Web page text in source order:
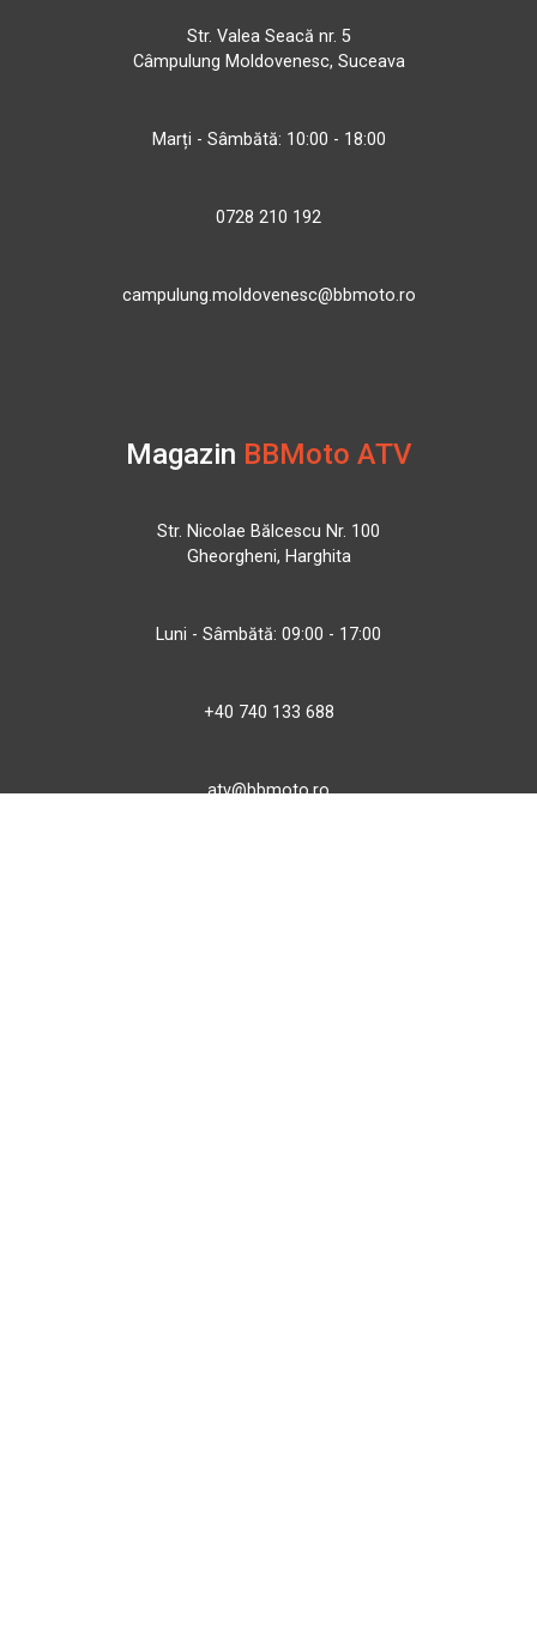
Str. Valea Seacă nr. 5
Câmpulung Moldovenesc, Suceava
Marți - Sâmbătă: 10:00 - 18:00
0728 210 192
campulung.moldovenesc@bbmoto.ro
Magazin BBMoto ATV
Str. Nicolae Bălcescu Nr. 100
Gheorgheni, Harghita
Luni - Sâmbătă: 09:00 - 17:00
+40 740 133 688
atv@bbmoto.ro